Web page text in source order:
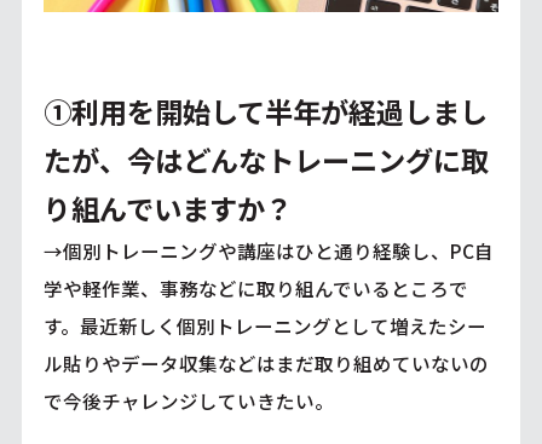
①利用を開始して半年が経過しまし
たが、今はどんなトレーニングに取
り組んでいますか？
→個別トレーニングや講座はひと通り経験し、PC自
学や軽作業、事務などに取り組んでいるところで
す。最近新しく個別トレーニングとして増えたシー
ル貼りやデータ収集などはまだ取り組めていないの
で今後チャレンジしていきたい。